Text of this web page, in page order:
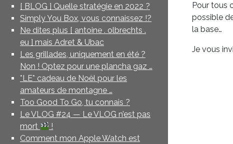
[ BLOG ] Quelle stratégie en 2022 ?
Simply You Box, vous connaissez !?
Ne dites plus [ antoine . olbrechts .
eu ] mais Adret & Ubac
Les grillades, uniquement en été ?
Non ! Optez pour une plancha gaz …
*LE* cadeau de Noël pour les
amateurs de montagne …
Too Good To Go, tu connais ?
Le VLOG #24 — Le VLOG n’est pas
mort
!
Comment mon Apple Watch est
Pour tous
possible
la base…
Je vous